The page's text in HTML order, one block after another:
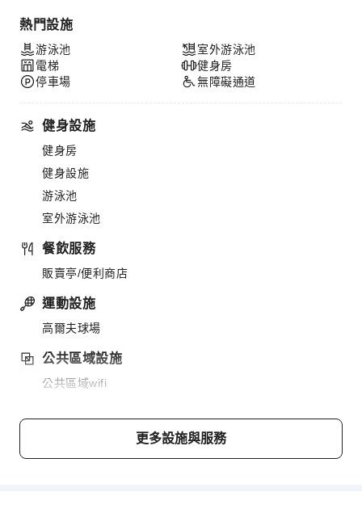
熱門設施
游泳池
電梯
停車場
室外游泳池
健身房
無障礙通道
健身設施
健身房
健身設施
游泳池
室外游泳池
餐飲服務
販賣亭/便利商店
運動設施
高爾夫球場
公共區域設施
公共區域wifi
更多設施與服務